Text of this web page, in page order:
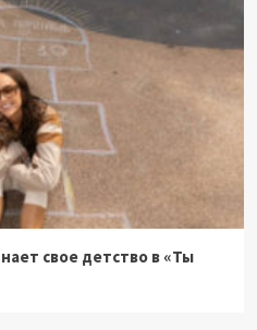
свое детство в «Ты